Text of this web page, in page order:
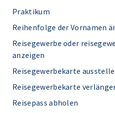
Praktikum
Reihenfolge der Vornamen
Reisegewerbe oder
anzeigen
Reisegewerbekarte
Reisegewerbekarte
Reisepass abholen